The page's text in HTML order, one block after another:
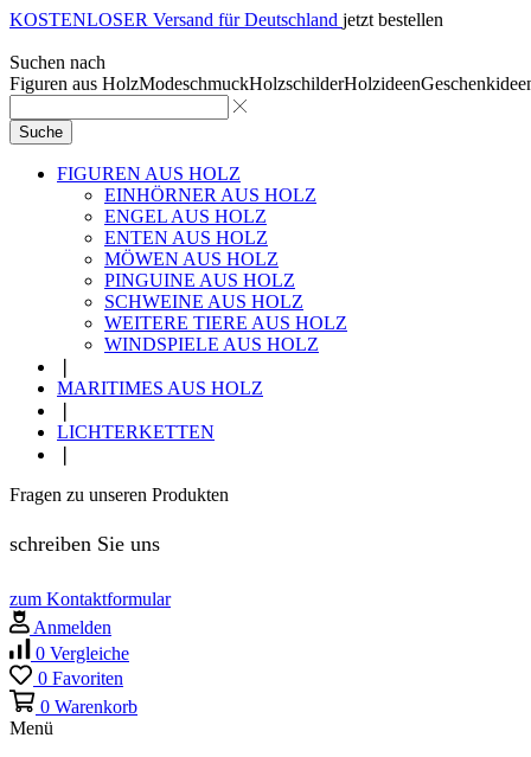
KOSTENLOSER Versand für Deutschland jetzt bestellen
Suchen nach
Figuren aus HolzModeschmuckHolzschilderHolzideen
Suche
FIGUREN AUS HOLZ
EINHÖRNER AUS HOLZ
ENGEL AUS HOLZ
ENTEN AUS HOLZ
MÖWEN AUS HOLZ
PINGUINE AUS HOLZ
SCHWEINE AUS HOLZ
WEITERE TIERE AUS HOLZ
WINDSPIELE AUS HOLZ
MARITIMES AUS HOLZ
LICHTERKETTEN
Fragen zu unseren Produkten
schreiben Sie uns
zum Kontaktformular
Anmelden
0 Vergleiche
0 Favoriten
0 Warenkorb
Menü